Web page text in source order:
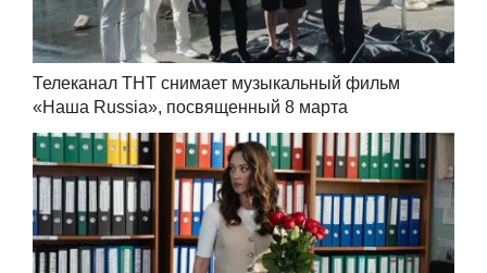
Телеканал ТНТ снимает музыкальный фильм
«Наша Russia», посвященный 8 марта